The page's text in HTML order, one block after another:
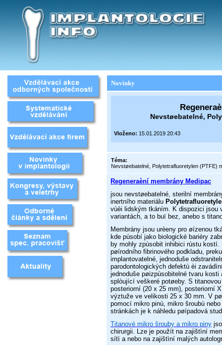
Novinky
Nevstøebatelné,
Vloženo: 15.01.2019 20:43
Téma:
Nevstøebatelné, Polytetrafluoretylen (PTFE)
Regeneraèní membrány Medipac
jsou nevstøebatelné, sterilní
inertního materiálu
vùèi lidským tkáním. K dispozici jsou
variantách, a to buï bez, anebo s
Membrány jsou urèeny pro øízenou
kde pùsobí jako biologické bariéry
by mohly zpùsobit inhibici rùstu
pøírodního fibrinového podkladu,
implantovatelné, jednoduše
parodontologických defektù èi
jednoduše pøizpùsobitelné tvaru
splòující veškeré potøeby. S
posteriorní (20 x 25 mm), posteriorní
výztuže ve velikosti 25 x 30 mm. V
pomocí mikro pinù, mikro šroubù
stránkách je k náhledu pøípadová
Titanové mikro šrouby a mikro piny
chirurgii. Lze je použít na zajištìní
sítì a nebo na zajištìní malých